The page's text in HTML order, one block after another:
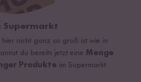
Supermarkt
nicht ganz so groß ist wie in
du bereits jetzt eine Menge
Produkte im Supermarkt